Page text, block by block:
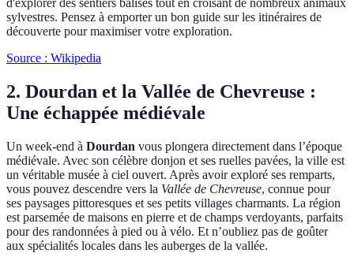
d'explorer des sentiers balisés tout en croisant de nombreux animaux
sylvestres. Pensez à emporter un bon guide sur les itinéraires de
découverte pour maximiser votre exploration.
Source : Wikipedia
2. Dourdan et la Vallée de Chevreuse :
Une échappée médiévale
Un week-end à Dourdan vous plongera directement dans l’époque
médiévale. Avec son célèbre donjon et ses ruelles pavées, la ville est
un véritable musée à ciel ouvert. Après avoir exploré ses remparts,
vous pouvez descendre vers la Vallée de Chevreuse, connue pour
ses paysages pittoresques et ses petits villages charmants. La région
est parsemée de maisons en pierre et de champs verdoyants, parfaits
pour des randonnées à pied ou à vélo. Et n’oubliez pas de goûter
aux spécialités locales dans les auberges de la vallée.